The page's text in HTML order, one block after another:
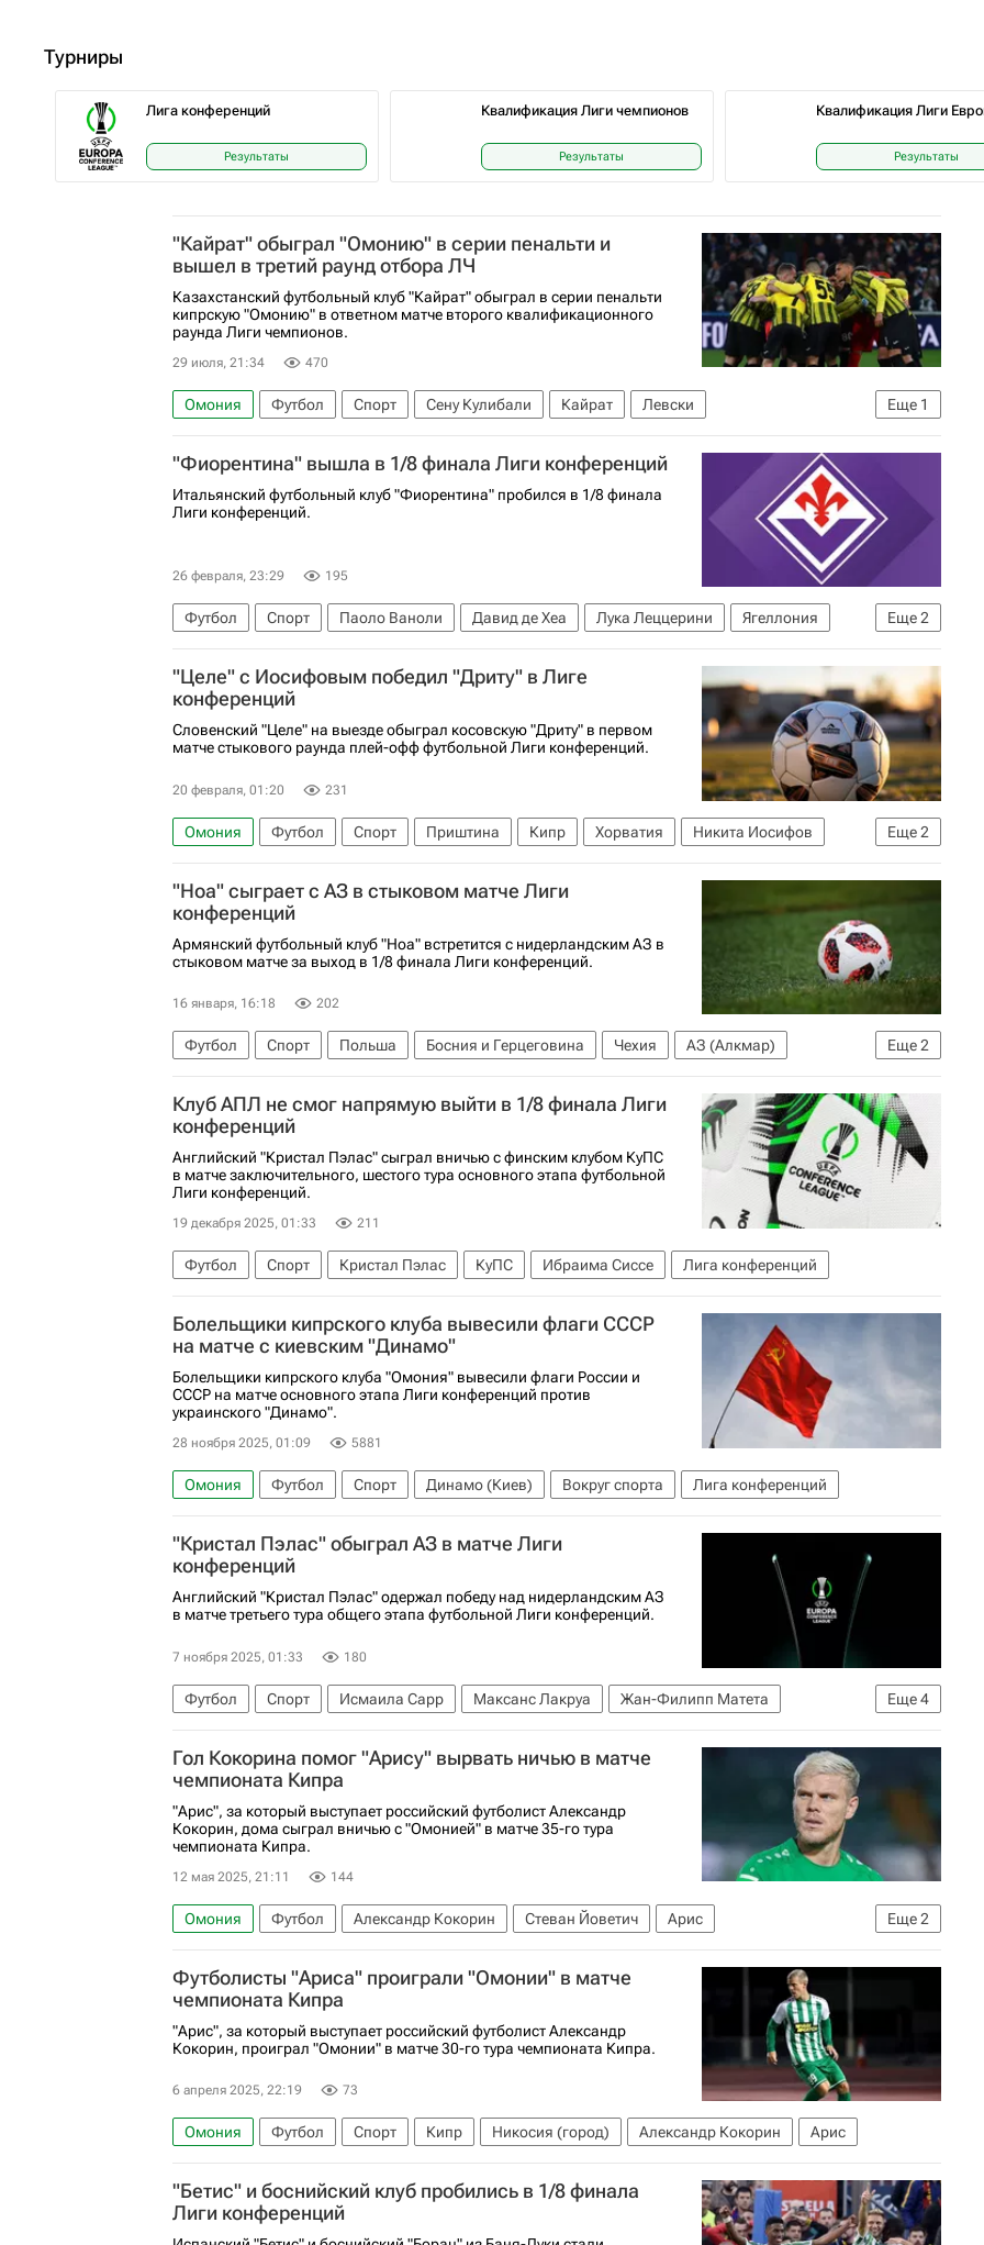
Турниры
Лига конференций
Результаты
Квалификация Лиги чемпионов
Результаты
Квалификация Лиги
Результаты
"Кайрат" обыграл "Омонию" в серии пенальти и
вышел в третий раунд отбора ЛЧ
Казахстанский футбольный клуб "Кайрат" обыграл в серии пенальти
кипрскую "Омонию" в ответном матче второго квалификационного
раунда Лиги чемпионов.
29 июля, 21:34 470
Еще 1
Омония Футбол Спорт Сену Кулибали Кайрат
Левски
Лига чемпионов УЕФА 2026-2027
"Фиорентина" вышла в 1/8 финала Лиги конференций
Итальянский футбольный клуб "Фиорентина" пробился в 1/8 финала
Лиги конференций.
26 февраля, 23:29 195
Еще2
Футбол Спорт Паоло Ваноли Давид де Хеа Лука Леццерини
Ягеллония
Страсбур
Фиорентина
"Целе" с Иосифовым победил "Дриту" в Лиге
конференций
Словенский "Целе" на выезде обыграл косовскую "Дриту" в первом
матче стыкового раунда плей-офф футбольной Лиги конференций.
20 февраля, 01:20 231
Еще2
Омония Футбол Спорт Приштина Кипр Хорватия
Никита Иосифов
Целе
Дрита
"Ноа" сыграет с АЗ в стыковом матче Лиги
конференций
Армянский футбольный клуб "Ноа" встретится с нидерландским АЗ в
стыковом матче за выход в 1/8 финала Лиги конференций.
16 января, 16:18 202
Еще2
Футбол Спорт Польша Босния и Герцеговина Чехия
АЗ (Алкмар)
АЕК (Афины)
Кристал Пэлас
Клуб АПЛ не смог напрямую выйти в 1/8 финала Лиги
конференций
Английский "Кристал Пэлас" сыграл вничью с финским клубом КуПС
в матче заключительного, шестого тура основного этапа футбольной
Лиги конференций.
19 декабря 2025, 01:33 211
Футбол Спорт Кристал Пэлас КуПС Ибраима Сиссе Лига конференций
Болельщики кипрского клуба вывесили флаги СССР
на матче с киевским "Динамо"
Болельщики кипрского клуба "Омония" вывесили флаги России и
СССР на матче основного этапа Лиги конференций против
украинского "Динамо".
28 ноября 2025, 01:09 5881
Омония Футбол Спорт Динамо (Киев) Вокруг спорта Лига конференций
"Кристал Пэлас" обыграл АЗ в матче Лиги
конференций
Английский "Кристал Пэлас" одержал победу над нидерландским АЗ
в матче третьего тура общего этапа футбольной Лиги конференций.
7 ноября 2025, 01:33 180
Еще4
Футбол Спорт Исмаила Сарр Максанс Лакруа
Жан-Филипп Матета
Кристал Пэлас
АЗ (Алкмар) Страсбур Лига конференций
Гол Кокорина помог "Арису" вырвать ничью в матче
чемпионата Кипра
"Арис", за который выступает российский футболист Александр
Кокорин, дома сыграл вничью с "Омонией" в матче 35-го тура
чемпионата Кипра.
12 мая 2025, 21:11 144
Еще2
Омония Футбол Александр Кокорин Стеван Йоветич
Арис
Аполлон (Лимасол)
Спорт
Футболисты "Ариса" проиграли "Омонии" в матче
чемпионата Кипра
"Арис", за который выступает российский футболист Александр
Кокорин, проиграл "Омонии" в матче 30-го тура чемпионата Кипра.
6 апреля 2025, 22:19 73
Омония Футбол Спорт Кипр Никосия (город) Александр Кокорин Арис
"Бетис" и боснийский клуб пробились в 1/8 финала
Лиги конференций